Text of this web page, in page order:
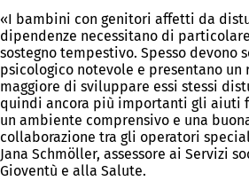
«I bambini con genitori affetti da
dipendenze necessitano di
sostegno tempestivo. Spesso devono
psicologico notevole e presentano
maggiore di sviluppare essi stessi
quindi ancora più importanti gli aiuti
un ambiente comprensivo e una
collaborazione tra gli operatori
Jana Schmöller, assessore ai Servizi
Gioventù e alla Salute.